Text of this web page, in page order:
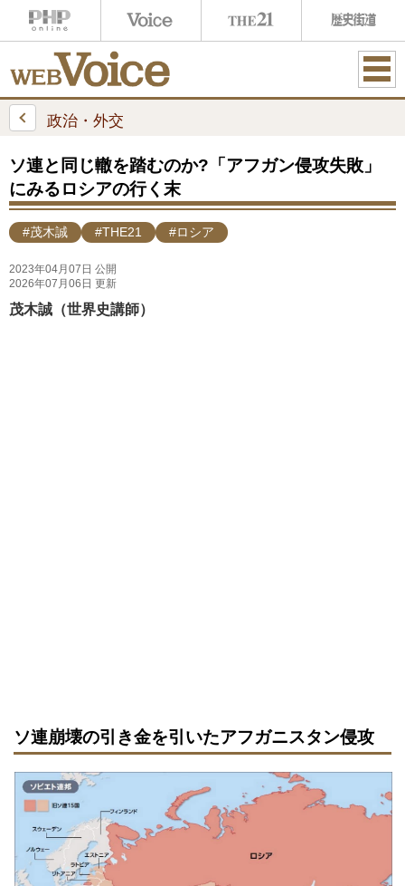
ME
政治・外交
ソ連と同じ轍を踏むのか?「アフガン侵攻失敗」
にみるロシアの行く末
#茂木誠 #THE21 #ロシア
2023年04月07日 公開
2026年07月06日 更新
茂木誠（世界史講師）
ソ連崩壊の引き金を引いたアフガニスタン侵攻